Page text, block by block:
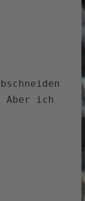
Aber ich